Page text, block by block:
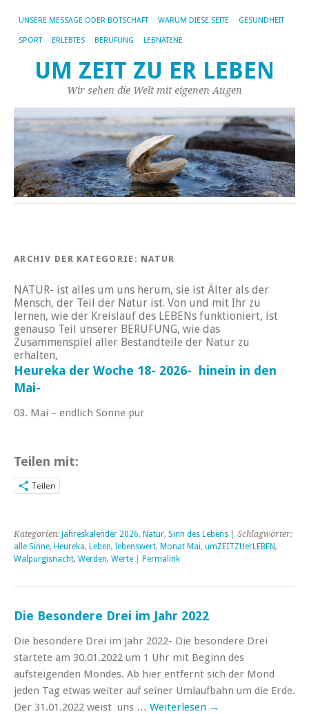
UNSERE MESSAGE ODER BOTSCHAFT WARUM DIESE SEITE GESUNDHEIT
SPORT ERLEBTES BERUFUNG LEBNATENE
UM ZEIT ZU ER LEBEN
Wir sehen die Welt mit eigenen Augen
ARCHIV DER KATEGORIE: NATUR
NATUR- ist alles um uns herum, sie ist Älter als der
Mensch, der Teil der Natur ist. Von und mit Ihr zu
lernen, wie der Kreislauf des LEBENs funktioniert, ist
genauso Teil unserer BERUFUNG, wie das
Zusammenspiel aller Bestandteile der Natur zu
erhalten,
Heureka der Woche 18- 2026- hinein in den
Mai-
03. Mai – endlich Sonne pur
Teilen mit:
Teilen
Kategorien: Jahreskalender 2026, Natur, Sinn des Lebens | Schlagwörter:
alle Sinne, Heureka, Leben, lebenswert, Monat Mai, umZEITZUerLEBEN,
Walpurgisnacht, Werden, Werte Permalink
Die Besondere Drei im Jahr 2022
Die besondere Drei im Jahr 2022- Die besondere Drei
startete am 30.01.2022 um 1 Uhr mit Beginn des
aufsteigenden Mondes. Ab hier entfernt sich der Mond
jeden Tag etwas weiter auf seiner Umlaufbahn um die Erde.
Der 31.01.2022 weist uns … Weiterlesen →
m e g g a